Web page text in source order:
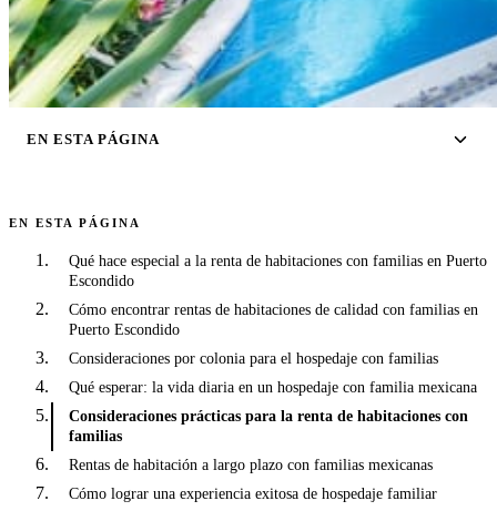
EN ESTA PÁGINA
EN ESTA PÁGINA
Qué hace especial a la renta de habitaciones con familias en Puerto
Escondido
Cómo encontrar rentas de habitaciones de calidad con familias en
Puerto Escondido
Consideraciones por colonia para el hospedaje con familias
Qué esperar: la vida diaria en un hospedaje con familia mexicana
Consideraciones prácticas para la renta de habitaciones con
familias
Rentas de habitación a largo plazo con familias mexicanas
Cómo lograr una experiencia exitosa de hospedaje familiar